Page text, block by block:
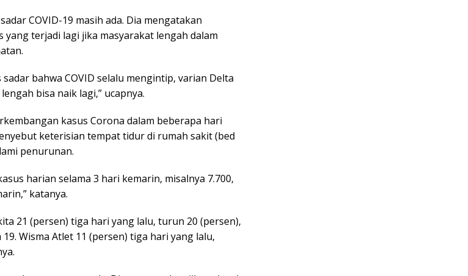
COVID-19 masih ada. Dia mengatakan
terjadi lagi jika masyarakat lengah dalam
bahwa COVID selalu mengintip, varian Delta
bisa naik lagi,” ucapnya.
kasus Corona dalam beberapa hari
keterisian tempat tidur di rumah sakit (bed
penurunan.
harian selama 3 hari kemarin, misalnya 7.700,
katanya.
21 (persen) tiga hari yang lalu, turun 20 (persen),
Wisma Atlet 11 (persen) tiga hari yang lalu,